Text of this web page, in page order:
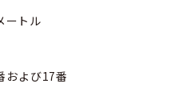
ル
よび17番